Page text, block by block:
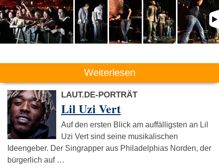
Weiterlesen
LAUT.DE-PORTRÄT
Lil Uzi Vert
Auf den ersten Blick am auffälligsten an Lil
Uzi Vert sind seine musikalischen
Ideengeber. Der Singrapper aus Philadelphias Norden, der
bürgerlich auf …